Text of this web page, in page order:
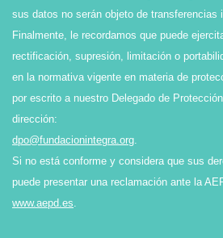
sus datos no serán objeto de transferencias
Finalmente, le recordamos que puede
rectificación, supresión, limitación o
en la normativa vigente en materia de
por escrito a nuestro Delegado de
dirección:
dpo@fundacionintegra.org
Si no está conforme y considera que sus
puede presentar una reclamación ante la
www.aepd.es